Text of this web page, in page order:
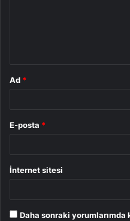
Ad *
E-posta *
İnternet sitesi
Daha sonraki yorumlarımda